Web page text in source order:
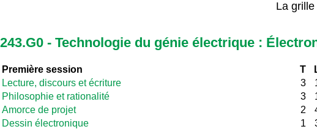
La
243.G0 - Technologie du génie électrique :
Première session T
Lecture, discours et écriture
3
Philosophie et rationalité
3
Amorce de projet
2
Dessin électronique
1